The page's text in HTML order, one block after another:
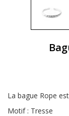
La bague Rope
Motif : Tresse